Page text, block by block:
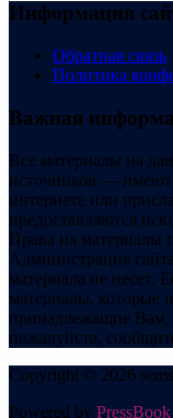
Информация
Обратная связь
Политика
Важная
Все материалы на
источников — имеют
интернете или
предоставляются
Права на материалы
Администрация
материала не несет.
материалы, которые
принадлежащие
пожалуйста,
Copyright © 2026
Powered by